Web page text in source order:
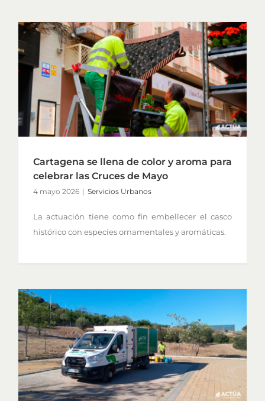
Cartagena se llena de color y aroma para
celebrar las Cruces de Mayo
4 mayo 2026 | Servicios Urbanos
La actuación tiene como fin embellecer el casco
histórico con especies ornamentales y aromáticas.